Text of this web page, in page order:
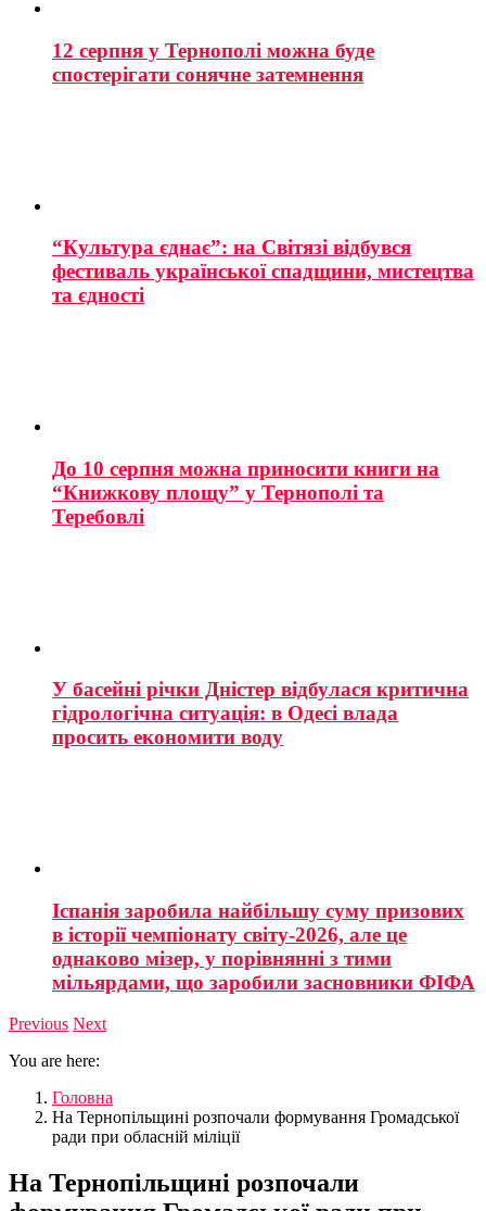
12 серпня у Тернополі можна буде
спостерігати сонячне затемнення
“Культура єднає”: на Світязі відбувся
фестиваль української спадщини, мистецтва
та єдності
До 10 серпня можна приносити книги на
“Книжкову площу” у Тернополі та
Теребовлі
У басейні річки Дністер відбулася критична
гідрологічна ситуація: в Одесі влада
просить економити воду
Іспанія заробила найбільшу суму призових
в історії чемпіонату світу-2026, але це
однаково мізер, у порівнянні з тими
мільярдами, що заробили засновники ФІФА
Previous Next
You are here:
Головна
На Тернопільщині розпочали формування Громадської
ради при обласній міліції
На Тернопільщині розпочали